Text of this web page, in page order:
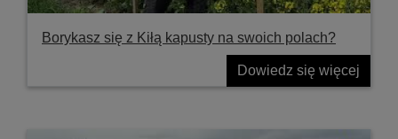
Borykasz się z Kiłą kapusty na swoich polach?
Dowiedz się więcej